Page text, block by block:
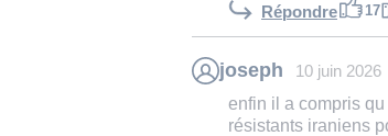
Répondre 17
joseph 10 juin 2026
enfin il a compris
résistants iraniens